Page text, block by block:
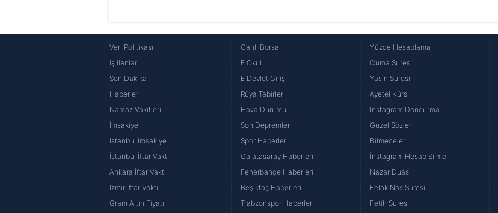
Veri Politikası
İş İlanları
Son Dakika
Haberler
Namaz Vakitleri
İmsakiye
İstanbul İmsakiye
İstanbul İftar Vakti
Ankara İftar Vakti
İzmir İftar Vakti
Gram Altın Fiyatı
Canlı Borsa
E Okul
E Devlet Giriş
Rüya Tabirleri
Hava Durumu
Son Depremler
Spor Haberleri
Galatasaray Haberleri
Fenerbahçe Haberleri
Beşiktaş Haberleri
Trabzonspor Haberleri
Yüzde Hesaplama
Cuma Suresi
Yasin Suresi
Ayetel Kürsi
İnstagram Dondurma
Güzel Sözler
Bilmeceler
İnstagram Hesap Silme
Nazar Duası
Felak Nas Suresi
Fetih Suresi